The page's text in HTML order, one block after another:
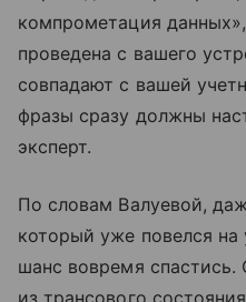
компрометация
проведена с вашего
совпадают с вашей
фразы сразу должны
эксперт.
По словам Валуевой,
который уже повелся на
шанс вовремя
из трансового